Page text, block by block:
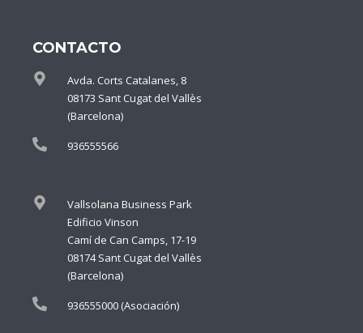
CONTACTO
Avda. Corts Catalanes, 8
08173 Sant Cugat del Vallès
(Barcelona)
936555566
Vallsolana Business Park
Edificio Vinson
Camí de Can Camps, 17-19
08174 Sant Cugat del Vallès
(Barcelona)
936555000 (Asociación)